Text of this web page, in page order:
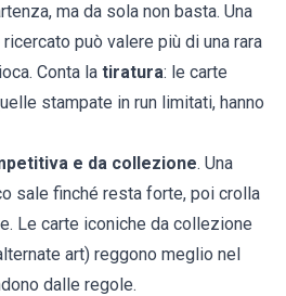
ma da sola non basta. Una
può valere più di una rara
Conta la tiratura: le carte
stampate in run limitati, hanno
e da collezione. Una
sale finché resta forte, poi crolla
Le carte iconiche da collezione
art) reggono meglio nel
dalle regole.